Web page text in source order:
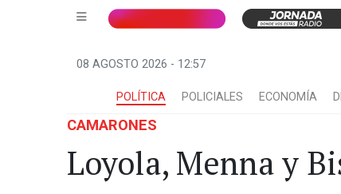
08 AGOSTO 2026 - 12:57
POLÍTICA POLICIALES ECONOMÍA
CAMARONES
Loyola, Menna y